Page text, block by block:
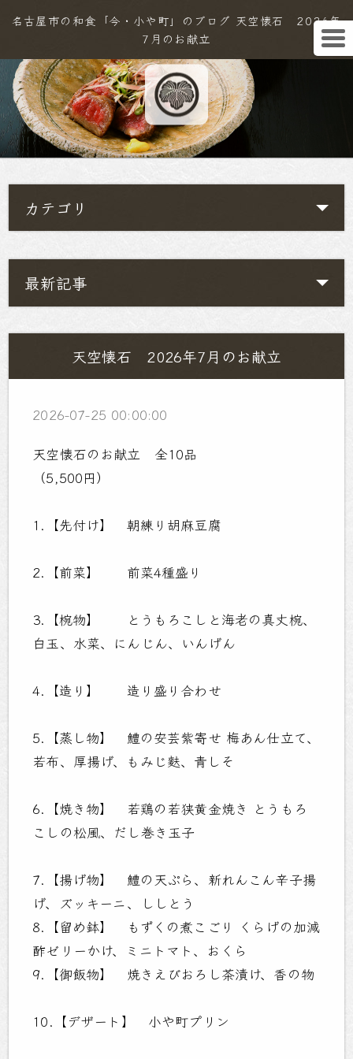
名古屋市の和食「今・小や町」のブログ 天空懐石 2026年
7月のお献立
カテゴリ
最新記事
天空懐石 2026年7月のお献立
2026-07-25 00:00:00
天空懐石のお献立 全10品
（5,500円）
1.【先付け】 朝練り胡麻豆腐
2.【前菜】 前菜4種盛り
3.【椀物】 とうもろこしと海老の真丈椀、
白玉、水菜、にんじん、いんげん
4.【造り】 造り盛り合わせ
5.【蒸し物】 鱧の安芸紫寄せ 梅あん仕立て、
若布、厚揚げ、もみじ麩、青しそ
6.【焼き物】 若鶏の若狭黄金焼き とうもろ
こしの松風、だし巻き玉子
7.【揚げ物】 鱧の天ぷら、新れんこん辛子揚
げ、ズッキーニ、ししとう
8.【留め鉢】 もずくの煮こごり くらげの加減
酢ゼリーかけ、ミニトマト、おくら
9.【御飯物】 焼きえびおろし茶漬け、香の物
10.【デザート】 小や町プリン